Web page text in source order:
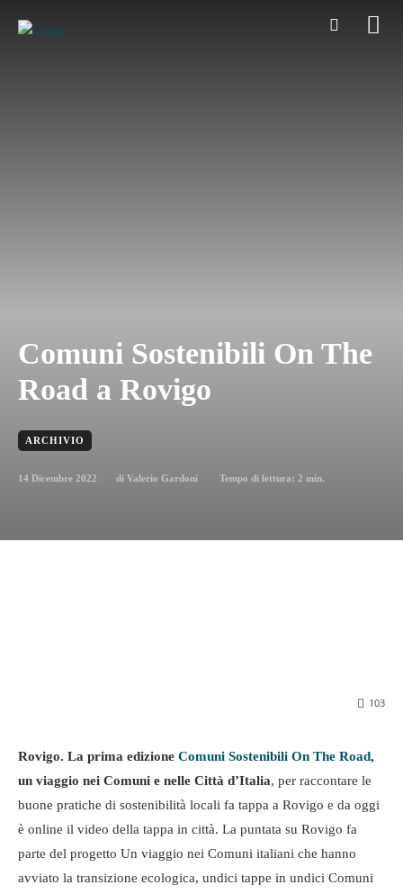
Comuni Sostenibili On The
Road a Rovigo
ARCHIVIO
14 Dicembre 2022 di Valerio Gardoni Tempo di lettura: 2 min.
103
Rovigo. La prima edizione Comuni Sostenibili On The Road,
un viaggio nei Comuni e nelle Città d’Italia, per raccontare le
buone pratiche di sostenibilità locali fa tappa a Rovigo e da oggi
è online il video della tappa in città. La puntata su Rovigo fa
parte del progetto Un viaggio nei Comuni italiani che hanno
avviato la transizione ecologica, undici tappe in undici Comuni